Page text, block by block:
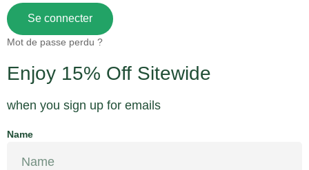
Se connecter
Mot de passe perdu ?
Enjoy 15% Off Sitewide
when you sign up for emails
Name